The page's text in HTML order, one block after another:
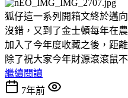
狐仔這一系列開箱文終於邁
沒錯，又到了金士頓每年在
加入了今年度收藏之後，距
除了祝大家今年財源滾滾鼠
繼續閱讀
7年前